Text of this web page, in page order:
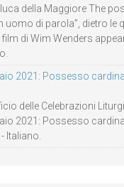
della Maggiore The
uomo di parola”, dietro le
di Wim Wenders
2021: Possesso
delle Celebrazioni
2021: Possesso
Italiano.